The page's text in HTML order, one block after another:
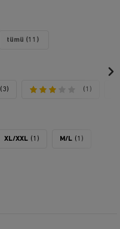
tümü (11)
(3) (1)
XL/XXL (1) M/L (1)